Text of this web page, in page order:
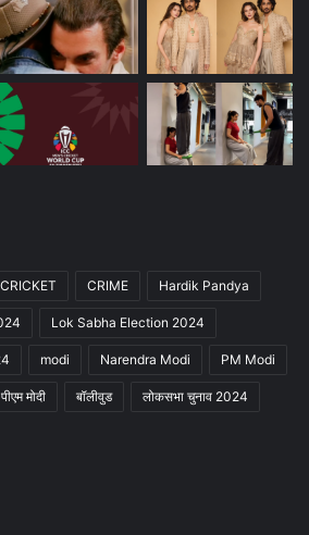
CRICKET CRIME Hardik Pandya
Lok Sabha Election 2024
modi Narendra Modi PM Modi
पीएम मोदी बॉलीवुड लोकसभा चुनाव 2024